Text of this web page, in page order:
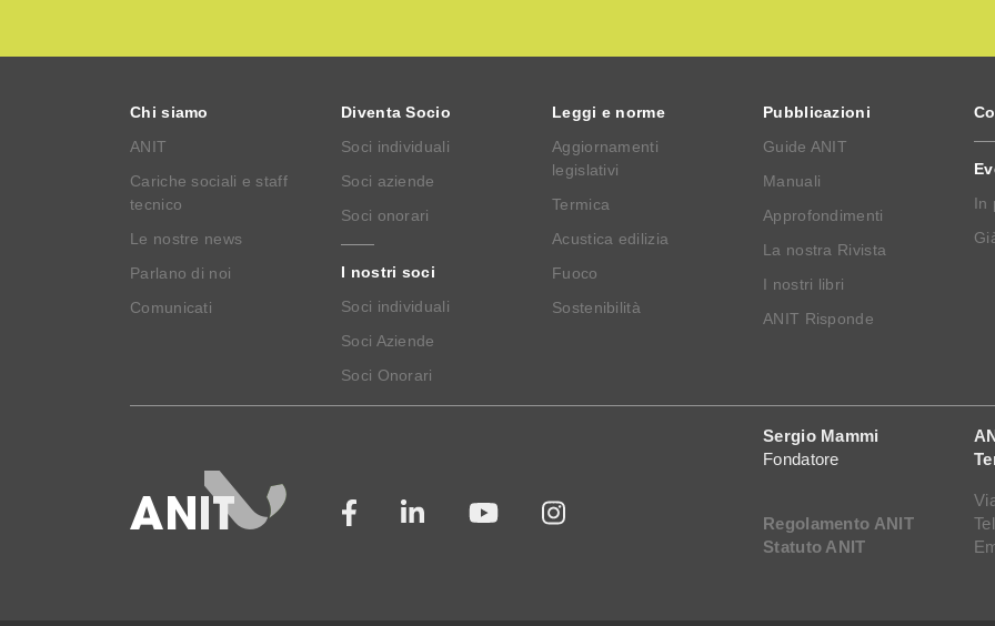
Chi siamo
ANIT
Cariche sociali e staff
tecnico
Le nostre news
Parlano di noi
Comunicati
Diventa Socio
Soci individuali
Soci aziende
Soci onorari
I nostri soci
Soci individuali
Soci Aziende
Soci Onorari
Leggi e norme
Aggiornamenti
legislativi
Termica
Acustica edilizia
Fuoco
Sostenibilità
Pubblicazioni
Guide ANIT
Manuali
Approfondimenti
La nostra Rivista
I nostri libri
ANIT Risponde
In
Sergio Mammi
Fondatore
Regolamento ANIT
Statuto ANIT